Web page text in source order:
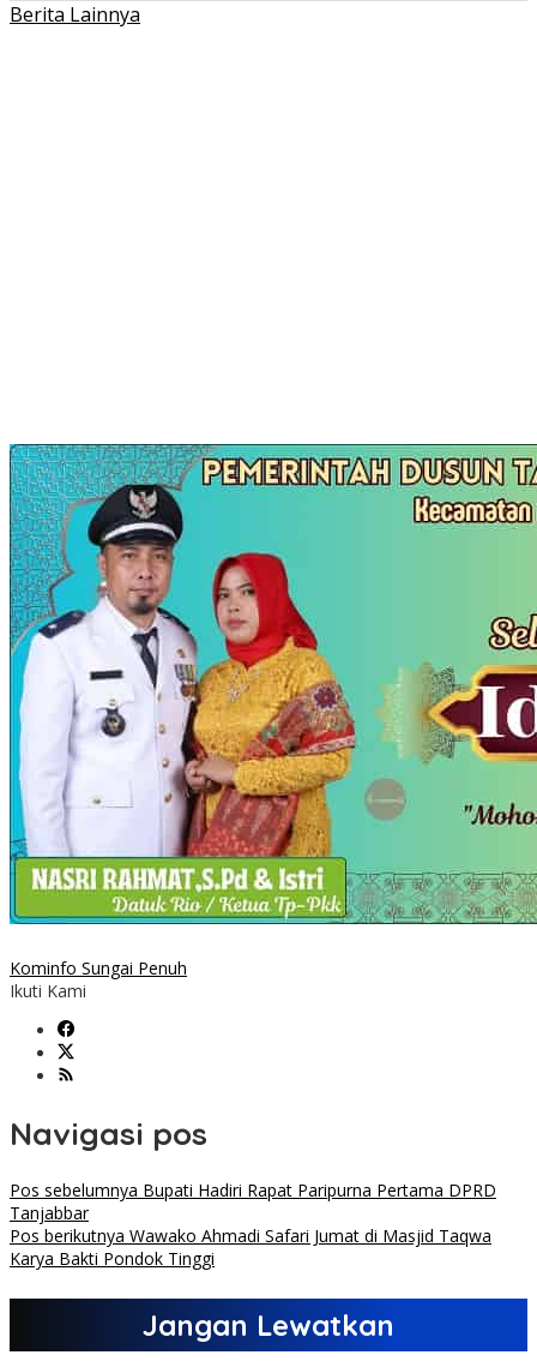
Berita Lainnya
Kominfo Sungai Penuh
Ikuti Kami
Navigasi pos
Pos sebelumnya Bupati Hadiri Rapat Paripurna Pertama DPRD
Tanjabbar
Pos berikutnya Wawako Ahmadi Safari Jumat di Masjid Taqwa
Karya Bakti Pondok Tinggi
Jangan Lewatkan